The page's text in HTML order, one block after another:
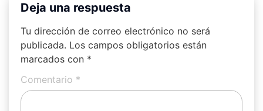
Deja una respuesta
Tu dirección de correo electrónico no será
publicada. Los campos obligatorios están
marcados con *
Comentario *